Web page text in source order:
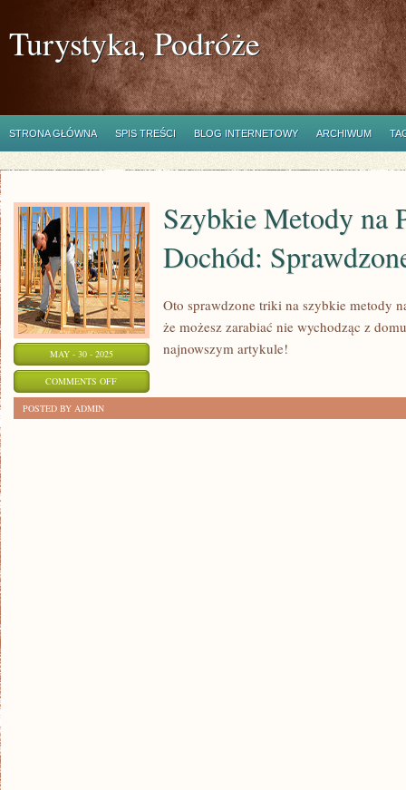
Turystyka, Podróże
STRONA GŁÓWNA SPIS TREŚCI BLOG INTERNETOWY ARCHIWUM
MAY - 30 - 2025
COMMENTS OFFON
Szybkie Metody na
Dochód:
Oto sprawdzone triki na szybkie metody
że możesz zarabiać nie wychodząc z
najnowszym artykule!
POSTED BY ADMIN